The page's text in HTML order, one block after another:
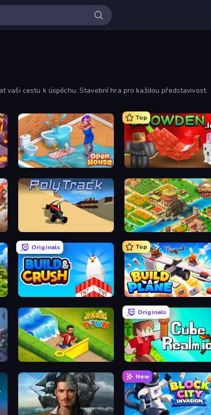
vaši cestu k úspěchu. Stavební hra pro každou představivost.
Open House
Top
Grow A Garden | Growden.io
Empire City
Originals Top
Build A Plane
Park Town
Originals
CubeRealm.io
New